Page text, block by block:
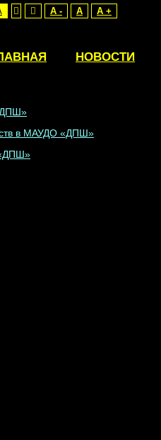
A - A A +
НОВОСТИ
в МАУДО «ДПШ»